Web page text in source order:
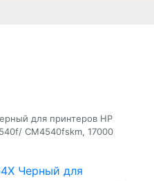
для принтеров HP
CM4540fskm, 17000